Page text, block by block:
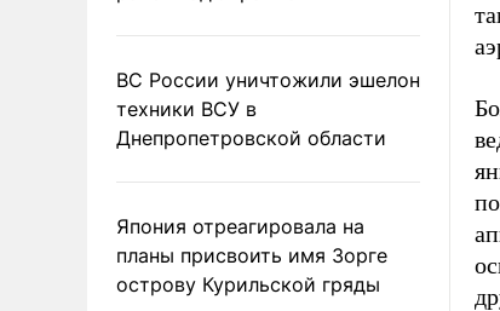
ВС России уничтожили эшелон
техники ВСУ в
Днепропетровской области
Япония отреагировала на
планы присвоить имя Зорге
острову Курильской гряды